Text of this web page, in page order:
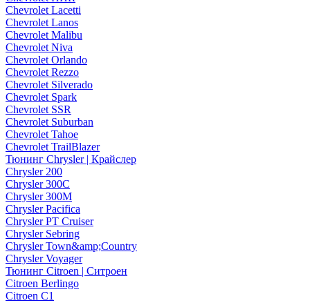
Chevrolet Lacetti
Chevrolet Lanos
Chevrolet Malibu
Chevrolet Niva
Chevrolet Orlando
Chevrolet Rezzo
Chevrolet Silverado
Chevrolet Spark
Chevrolet SSR
Chevrolet Suburban
Chevrolet Tahoe
Chevrolet TrailBlazer
Тюнинг Chrysler | Крайслер
Chrysler 200
Chrysler 300C
Chrysler 300M
Chrysler Pacifica
Chrysler PT Cruiser
Chrysler Sebring
Chrysler Town&amp;Country
Chrysler Voyager
Тюнинг Citroen | Ситроен
Citroen Berlingo
Citroen C1